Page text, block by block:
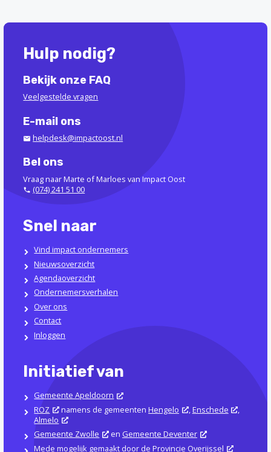
Hulp nodig?
Bekijk onze FAQ
Veelgestelde vragen
E-mail ons
helpdesk@impactoost.nl
Bel ons
Vraag naar Marte of Marloes van Impact Oost
(074) 241 51 00
Snel naar
Vind impact ondernemers
Nieuwsoverzicht
Agendaoverzicht
Ondernemersverhalen
Over ons
Contact
Inloggen
Initiatief van
Gemeente Apeldoorn
ROZ
namens de gemeentenHengelo ,Enschede
,
Almelo
Gemeente Zwolle
en Gemeente Deventer
Mede mogelijk gemaakt door deProvincie Overijssel